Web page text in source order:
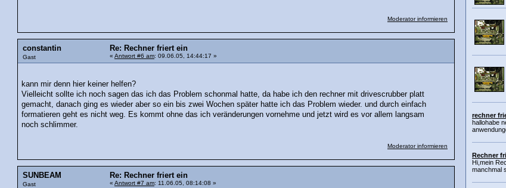
Moderator informieren
constantin
Gast
Re: Rechner friert ein
« Antwort #6 am: 09.06.05, 14:44:17 »
kann mir denn hier keiner helfen?
Vielleicht sollte ich noch sagen das ich das Problem schonmal hatte, da habe ich den rechner mit drivescrubber platt
gemacht, danach ging es wieder aber so ein bis zwei Wochen später hatte ich das Problem wieder. und durch einfach
formatieren geht es nicht weg. Es kommt ohne das ich veränderungen vornehme und jetzt wird es vor allem langsam
noch schlimmer.
Moderator informieren
SUNBEAM
Gast
Re: Rechner friert ein
« Antwort #7 am: 11.06.05, 08:14:08 »
rechner
hallohabe
Rechner
Hi,mein
manchmal